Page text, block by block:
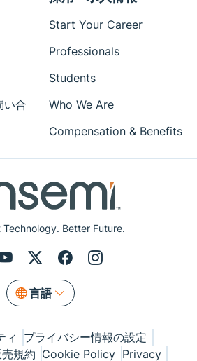
Technology. Better Future.
言語
い合
Start Your Career
Professionals
Students
Who We Are
Compensation & Benefits
ィ
プライバシー情報の設定
売規約 Cookie Policy Privacy